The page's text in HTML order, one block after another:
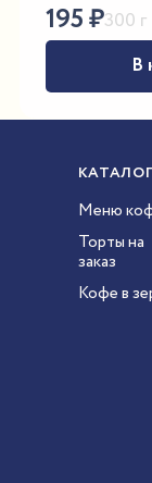
195₽300 г
В
КАТАЛОГ
Меню
Торты на
заказ
Кофе в